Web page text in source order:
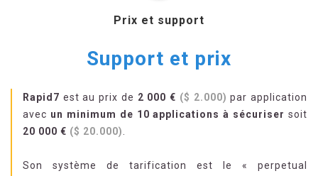
Prix et support
Support et prix
Rapid7 est au prix de 2 000 € ($ 2.000) par application
avec un minimum de 10 applications à sécuriser soit
20 000 € ($ 20.000)
Son système de tarification est le « perpetual